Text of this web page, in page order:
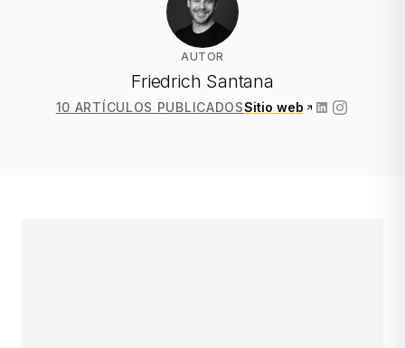
AUTOR
Friedrich Santana
10 ARTÍCULOS PUBLICADOSSitio web